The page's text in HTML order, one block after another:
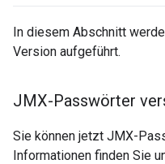
In diesem Abschnitt
Version aufgeführt.
JMX-Passwörter
Sie können jetzt JMX-
Informationen finden Sie